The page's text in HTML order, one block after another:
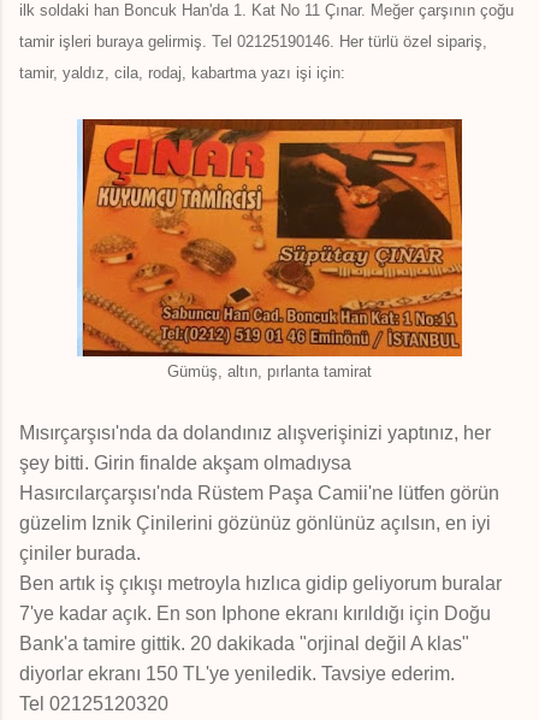
ilk soldaki han Boncuk Han'da 1. Kat No 11 Çınar. Meğer çarşının çoğu
tamir işleri buraya gelirmiş. Tel 02125190146. Her türlü özel sipariş,
tamir, yaldız, cila, rodaj, kabartma yazı işi için:
Gümüş, altın, pırlanta tamirat
Mısırçarşısı'nda da dolandınız alışverişinizi yaptınız, her
şey bitti. Girin finalde akşam olmadıysa
Hasırcılarçarşısı'nda Rüstem Paşa Camii'ne lütfen görün
güzelim Iznik Çinilerini gözünüz gönlünüz açılsın, en iyi
çiniler burada.
Ben artık iş çıkışı metroyla hızlıca gidip geliyorum buralar
7'ye kadar açık. En son Iphone ekranı kırıldığı için Doğu
Bank'a tamire gittik. 20 dakikada "orjinal değil A klas"
diyorlar ekranı 150 TL'ye yeniledik. Tavsiye ederim.
Tel 02125120320